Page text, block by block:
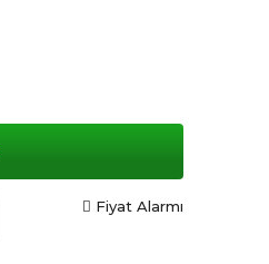
Fiyat Alarmı